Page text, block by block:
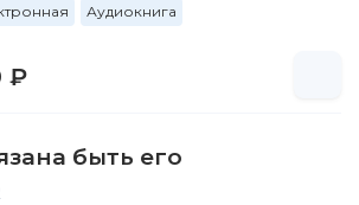
Аудиокнига
₽
быть его